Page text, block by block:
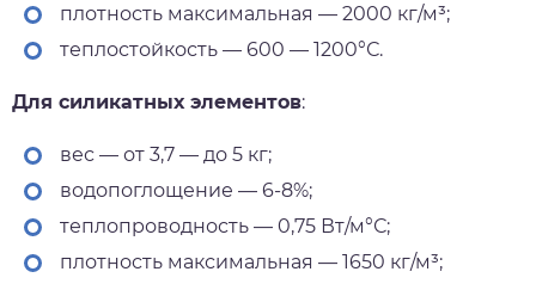
плотность максимальная — 2000 кг/м³;
теплостойкость — 600 — 1200°С.
Для силикатных элементов:
вес — от 3,7 — до 5 кг;
водопоглощение — 6-8%;
теплопроводность — 0,75 Вт/м°С;
плотность максимальная — 1650 кг/м³;